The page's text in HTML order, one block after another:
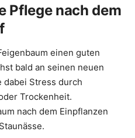
Pflege nach dem
einen guten
bald an seinen neuen
dabei Stress durch
Trockenheit.
nach dem Einpflanzen